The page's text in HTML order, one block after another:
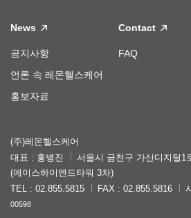
News
공지사항
언론 속 레몬헬스케어
홍보자료
Contact
FAQ
(주)레몬헬스케어
대표 : 홍병진
서울시 금천구 가산디지털1
(에이스하이엔드타워 3차)
TEL : 02.855.5815
FAX : 02.855.5816
00598